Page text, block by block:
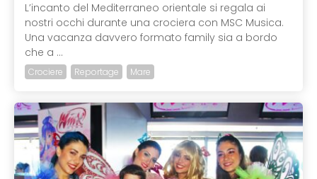
L’incanto del Mediterraneo orientale si regala ai
nostri occhi durante una crociera con MSC Musica.
Una vacanza davvero formato family sia a bordo
che a ...
Crociere Reportage Mare